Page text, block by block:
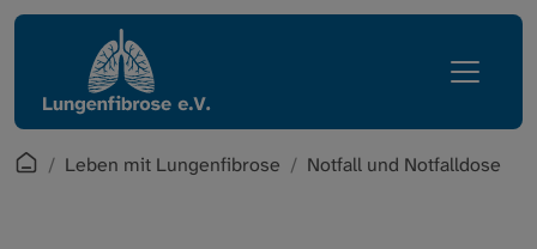
Direkt zur Hauptnavigation springen
Direkt zum Inhalt springen
Startpage
Leben mit Lungenfibrose Notfall und Notfalldose
Lungenfibrose
Erkrankung
Leben mit Lungenfibrose
Übersicht